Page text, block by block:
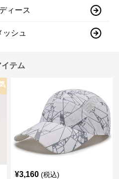
ィース
ッシュ
テム
¥3,160 (税込)